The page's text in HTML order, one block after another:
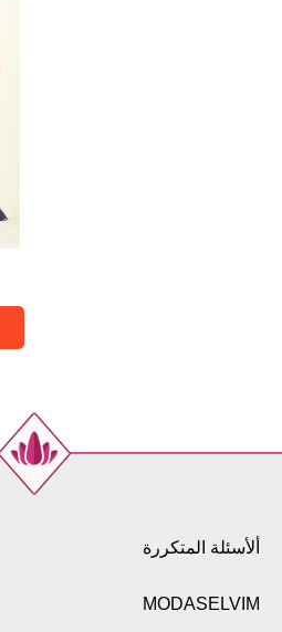
ألأسئلة المتكررة
MODASELVIM